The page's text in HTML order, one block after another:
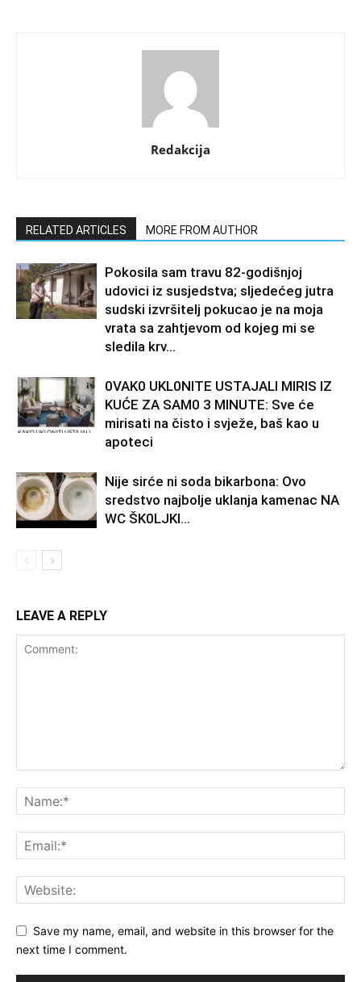
Redakcija
RELATED ARTICLES MORE FROM AUTHOR
Pokosila sam travu 82-godišnjoj
udovici iz susjedstva; sljedećeg jutra
sudski izvršitelj pokucao je na moja
vrata sa zahtjevom od kojeg mi se
sledila krv...
0VAK0 UKL0NlTE USTAJALl MIRIS IZ
KUĆE ZA SAM0 3 MINUTE: Sve će
mirisati na čisto i svježe, baš kao u
apoteci
Nije sirće ni soda bikarbona: Ovo
sredstvo najbolje uklanja kamenac NA
WC ŠK0LJKl…
LEAVE A REPLY
Save my name, email, and website in this browser for the
next time I comment.